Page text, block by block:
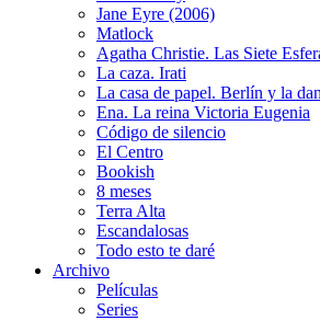
Jane Eyre (2006)
Matlock
Agatha Christie. Las Siete
La caza. Irati
La casa de papel. Berlín y la
Ena. La reina Victoria Eugenia
Código de silencio
El Centro
Bookish
8 meses
Terra Alta
Escandalosas
Todo esto te daré
Archivo
Películas
Series